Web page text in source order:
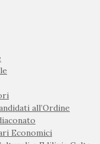
all’Ordine
Economici